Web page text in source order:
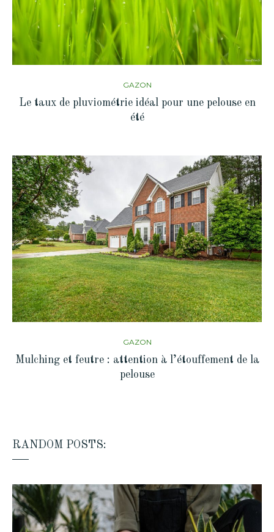
GAZON
Le taux de pluviométrie idéal pour une pelouse en
été
GAZON
Mulching et feutre : attention à l’étouffement de la
pelouse
RANDOM POSTS: